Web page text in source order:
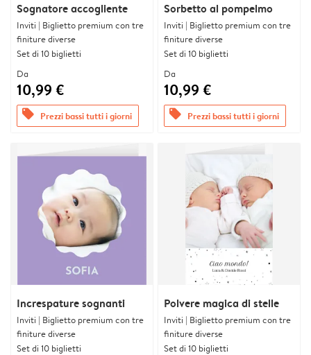
Sognatore accogliente
Inviti | Biglietto premium con tre
finiture diverse
Set di 10 biglietti
Da
10,99 €
offers Prezzi bassi tutti i giorni
Sorbetto al pompelmo
Inviti | Biglietto premium con tre
finiture diverse
Set di 10 biglietti
Da
10,99 €
offers Prezzi bassi tutti i giorni
Increspature sognanti
Inviti | Biglietto premium con tre
finiture diverse
Set di 10 biglietti
Polvere magica di stelle
Inviti | Biglietto premium con tre
finiture diverse
Set di 10 biglietti